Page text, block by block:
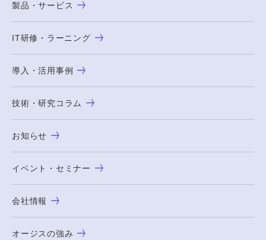
製品・サービス
IT研修・ラーニング
導入・活用事例
技術・研究コラム
お知らせ
イベント・セミナー
会社情報
オージスの強み